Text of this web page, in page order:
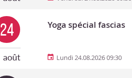
24
août
Yoga spécial fascias
Lundi 24.08.2026 09:30